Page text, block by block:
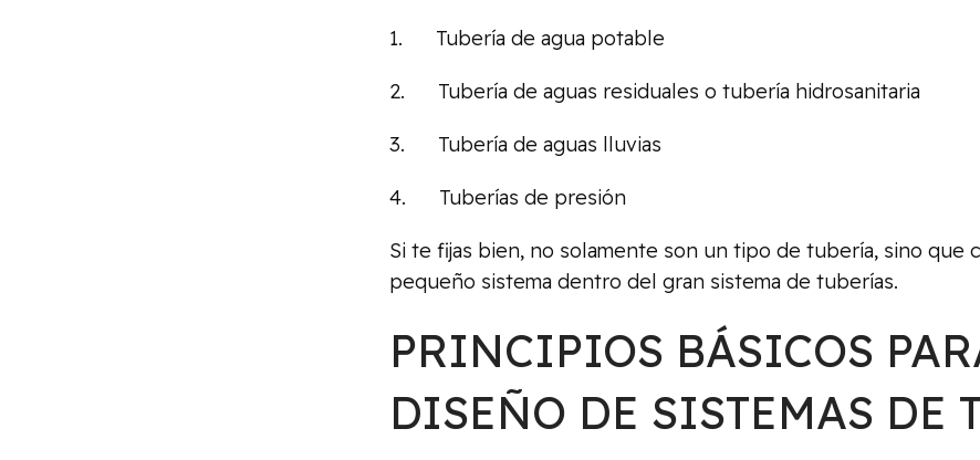
1. Tubería de agua potable
2. Tubería de aguas residuales o tubería hidrosanitaria
3. Tubería de aguas lluvias
4. Tuberías de presión
Si te fijas bien, no solamente son un tipo de tubería, sino que
pequeño sistema dentro del gran sistema de tuberías.
PRINCIPIOS BÁSICOS
DISEÑO DE SISTEMAS DE